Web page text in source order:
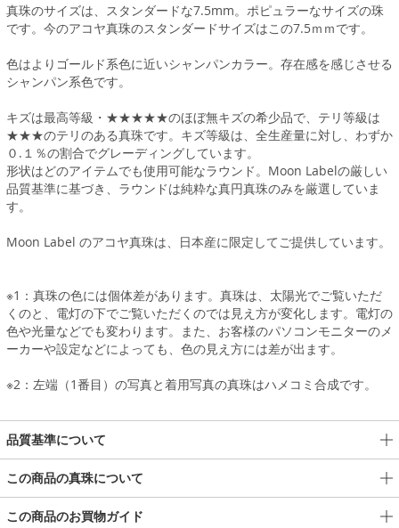
真珠のサイズは、スタンダードな7.5mm。ポピュラーなサイズの珠
です。今のアコヤ真珠のスタンダードサイズはこの7.5ｍｍです。
色はよりゴールド系色に近いシャンパンカラー。存在感を感じさせる
シャンパン系色です。
キズは最高等級・★★★★★のほぼ無キズの希少品で、テリ等級は
★★★のテリのある真珠です。キズ等級は、全生産量に対し、わずか
０.１％の割合でグレーディングしています。
形状はどのアイテムでも使用可能なラウンド。Moon Labelの厳しい
品質基準に基づき、ラウンドは純粋な真円真珠のみを厳選していま
す。
Moon Label のアコヤ真珠は、日本産に限定してご提供しています。
※1：真珠の色には個体差があります。真珠は、太陽光でご覧いただ
くのと、電灯の下でご覧いただくのでは見え方が変化します。電灯の
色や光量などでも変わります。また、お客様のパソコンモニターのメ
ーカーや設定などによっても、色の見え方には差が出ます。
※2：左端（1番目）の写真と着用写真の真珠はハメコミ合成です。
品質基準について
この商品の真珠について
この商品のお買物ガイド